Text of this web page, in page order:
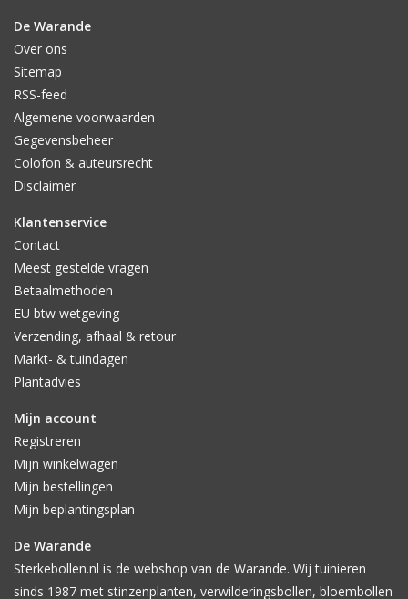
Sterke Bollen Dagen
Nieuws
De Warande
Over ons
Sitemap
RSS-feed
Algemene voorwaarden
Gegevensbeheer
Colofon & auteursrecht
Disclaimer
Klantenservice
Contact
Meest gestelde vragen
Betaalmethoden
EU btw wetgeving
Verzending, afhaal & retour
Markt- & tuindagen
Plantadvies
Mijn account
Registreren
Mijn winkelwagen
Mijn bestellingen
Mijn beplantingsplan
De Warande
Sterkebollen.nl is de webshop van de Warande. Wij tuinieren
sinds 1987 met stinzenplanten, verwilderingsbollen, bloembollen